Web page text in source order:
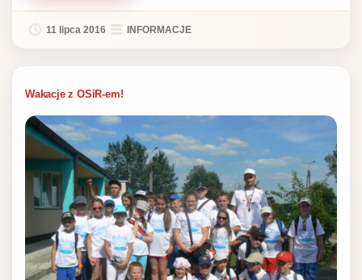
11 lipca 2016 INFORMACJE
Wakacje z OSiR-em!